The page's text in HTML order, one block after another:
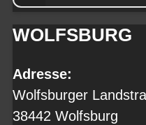
WOLFSBURG
Adresse:
Wolfsburger
38442 Wolfsburg